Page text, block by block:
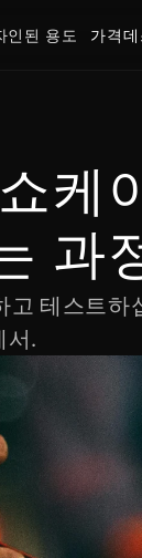
케
과
테스트
서.
인된 용도 가격데